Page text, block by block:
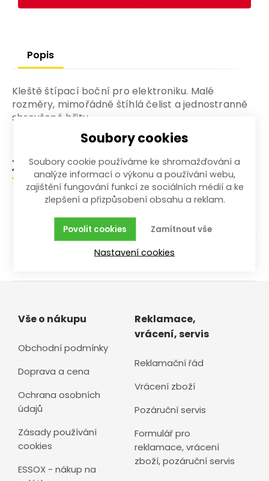
Popis
Kleště štípací boční pro elektroniku. Malé
rozměry, mimořádně štíhlá čelist a jednostranně
sbroušené břity.
Zařazení zboží
Dílna a stavba / Ruční nářadí / Kleště /
Na jemnou mechaniku
Vše o nákupu
Obchodní podmínky
Doprava a cena
Ochrana osobních
údajů
Zásady používání
cookies
ESSOX - nákup na
Reklamace,
vrácení, servis
Reklamační řád
Vrácení zboží
Pozáruční servis
Formulář pro
reklamace, vrácení
zboží, pozáruční servis
Soubory cookies
Soubory cookie používáme ke shromažďování a
analýze informací o výkonu a používání webu,
zajištění fungování funkcí ze sociálních médií a ke
zlepšení a přizpůsobení obsahu a reklam.
Zamítnout vše
Povolit cookies
Nastavení cookies